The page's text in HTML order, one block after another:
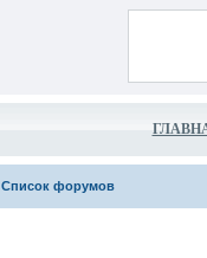
Список форумов